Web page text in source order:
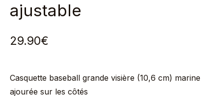
ajustable
29.90€
Casquette baseball grande visière (10,6 cm) marine
ajourée sur les côtés